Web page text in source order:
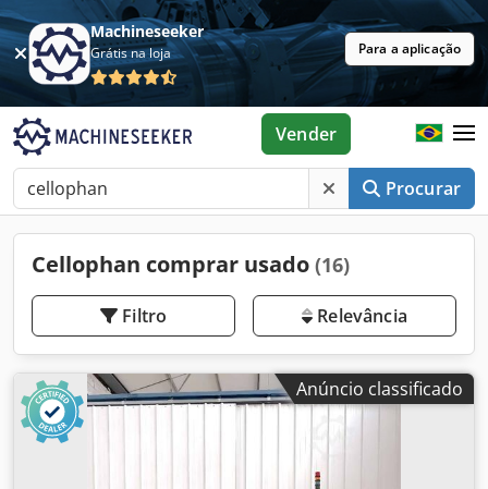
Machineseeker
Grátis na loja Para a aplicação
Procurar
Vender
Cellophan comprar usado (16)
Filtro Relevância
Anúncio classificado